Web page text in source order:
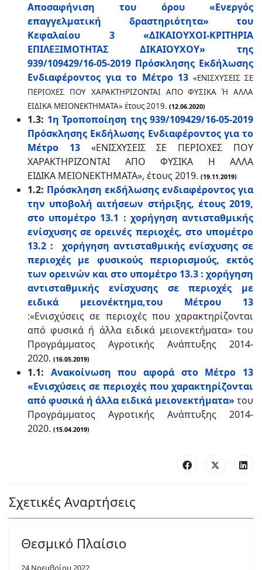
Αποσαφήνιση του όρου «Ενεργός
επαγγελματική δραστηριότητα» του
Κεφαλαίου 3 «ΔΙΚΑΙΟΥΧΟΙ-ΚΡΙΤΗΡΙΑ
ΕΠΙΛΕΞΙΜΟΤΗΤΑΣ ΔΙΚΑΙΟΥΧΟΥ» της
939/109429/16-05-2019 Πρόσκλησης Εκδήλωσης
Ενδιαφέροντος για το Μέτρο 13 «ΕΝΙΣΧΥΣΕΙΣ ΣΕ
ΠΕΡΙΟΧΕΣ ΠΟΥ ΧΑΡΑΚΤΗΡΙΖΟΝΤΑΙ ΑΠΟ ΦΥΣΙΚΑ Ή ΑΛΛΑ
ΕΙΔΙΚΑ ΜΕΙΟΝΕΚΤΗΜΑΤΑ» έτους 2019. (12.06.2020)
1.3: 1η Τροποποίηση της 939/109429/16-05-2019
Πρόσκλησης Εκδήλωσης Ενδιαφέροντος για το
Μέτρο 13
«ΕΝΙΣΧΥΣΕΙΣ ΣΕ ΠΕΡΙΟΧΕΣ ΠΟΥ
ΧΑΡΑΚΤΗΡΙΖΟΝΤΑΙ ΑΠΟ ΦΥΣΙΚΑ Η ΑΛΛΑ
ΕΙΔΙΚΑ ΜΕΙΟΝΕΚΤΗΜΑΤΑ», έτους 2019. (19.11.2019)
1.2: Πρόσκληση εκδήλωσης ενδιαφέροντος για
την υποβολή αιτήσεων στήριξης, έτους 2019,
στο υπομέτρο 13.1 : χορήγηση αντισταθμικής
ενίσχυσης σε ορεινές περιοχές, στο υπομέτρο
13.2 : χορήγηση αντισταθμικής ενίσχυσης σε
περιοχές με φυσικούς περιορισμούς, εκτός
των ορεινών και στο υπομέτρο 13.3 : χορήγηση
αντισταθμικής ενίσχυσης σε περιοχές με
ειδικά μειονέκτημα,του Μέτρου 13
:«Ενισχύσεις σε περιοχές που χαρακτηρίζονται
από φυσικά ή άλλα ειδικά μειονεκτήματα» του
Προγράμματος Αγροτικής Ανάπτυξης 2014-
2020. (16.05.2019)
1.1: Ανακοίνωση που αφορά στο Μέτρο 13
«Ενισχύσεις σε περιοχές που χαρακτηρίζονται
από φυσικά ή άλλα ειδικά μειονεκτήματα»του
Προγράμματος Αγροτικής Ανάπτυξης 2014-
2020. (15.04.2019)
Σχετικές Αναρτήσεις
Θεσμικό Πλαίσιο
24 Νοεμβρίου 2022